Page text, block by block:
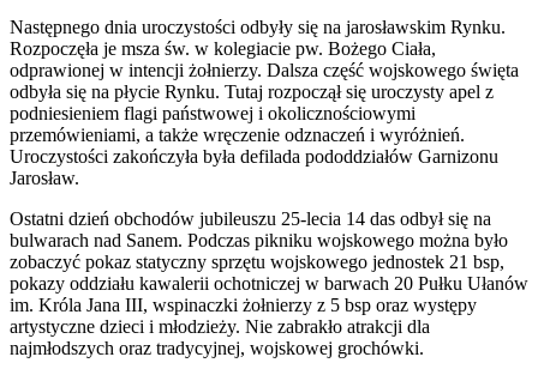
Następnego dnia uroczystości odbyły się na jarosławskim Rynku.
Rozpoczęła je msza św. w kolegiacie pw. Bożego Ciała,
odprawionej w intencji żołnierzy. Dalsza część wojskowego święta
odbyła się na płycie Rynku. Tutaj rozpoczął się uroczysty apel z
podniesieniem flagi państwowej i okolicznościowymi
przemówieniami, a także wręczenie odznaczeń i wyróżnień.
Uroczystości zakończyła była defilada pododdziałów Garnizonu
Jarosław.
Ostatni dzień obchodów jubileuszu 25-lecia 14 das odbył się na
bulwarach nad Sanem. Podczas pikniku wojskowego można było
zobaczyć pokaz statyczny sprzętu wojskowego jednostek 21 bsp,
pokazy oddziału kawalerii ochotniczej w barwach 20 Pułku Ułanów
im. Króla Jana III, wspinaczki żołnierzy z 5 bsp oraz występy
artystyczne dzieci i młodzieży. Nie zabrakło atrakcji dla
najmłodszych oraz tradycyjnej, wojskowej grochówki.